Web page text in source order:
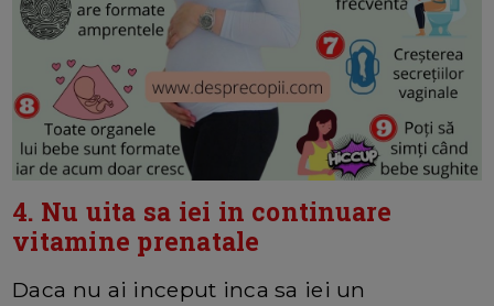
4. Nu uita sa iei in continuare
vitamine prenatale
Daca nu ai inceput inca sa iei un